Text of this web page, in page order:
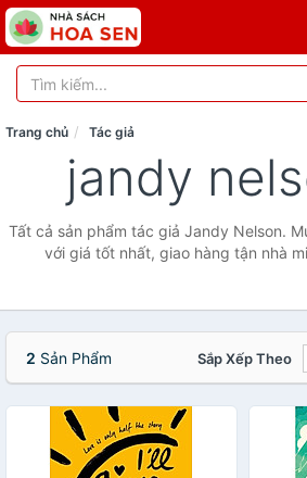
Trang chủ Tác giả
jandy
Tất cả sản phẩm tác giả Jandy Nelson.
với giá tốt nhất, giao hàng tận nhà
2 Sản Phẩm Sắp Xếp Theo